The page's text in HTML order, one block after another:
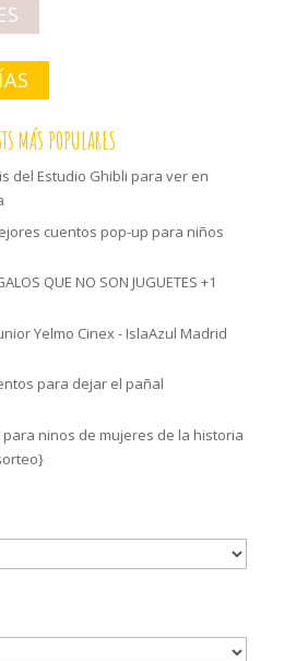
MÁS POPULARES
del Estudio Ghibli para ver en
cuentos pop-up para niños
QUE NO SON JUGUETES +1
Yelmo Cinex - IslaAzul Madrid
para dejar el pañal
para ninos de mujeres de la historia